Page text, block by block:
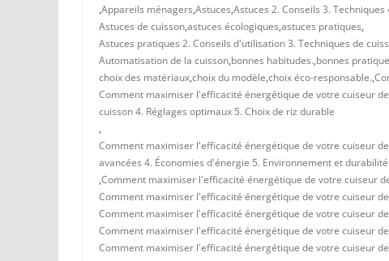
,Appareils ménagers,Astuces,Astuces 2. Conseils 3.
Astuces de cuisson,astuces écologiques,astuces pratiques,
Astuces pratiques 2. Conseils d'utilisation 3. Techniques de
Automatisation de la cuisson,bonnes habitudes.,bonnes
choix des matériaux,choix du modèle,choix éco-responsable.,
Comment maximiser l'efficacité énergétique de votre cuiseur
cuisson 4. Réglages optimaux 5. Choix de riz durable
,
Comment maximiser l'efficacité énergétique de votre cuiseur
avancées 4. Économies d'énergie 5. Environnement et durabilité
,Comment maximiser l'efficacité énergétique de votre cuiseur
Comment maximiser l'efficacité énergétique de votre cuiseur
Comment maximiser l'efficacité énergétique de votre cuiseur
Comment maximiser l'efficacité énergétique de votre cuiseur
Comment maximiser l'efficacité énergétique de votre cuiseur